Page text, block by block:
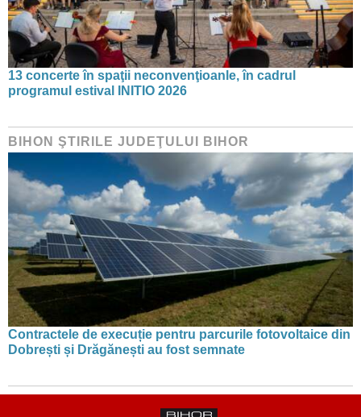
13 concerte în spaţii neconvenţioanle, în cadrul
programul estival INITIO 2026
BIHON ŞTIRILE JUDEŢULUI BIHOR
Contractele de execuție pentru parcurile fotovoltaice din
Dobrești și Drăgănești au fost semnate